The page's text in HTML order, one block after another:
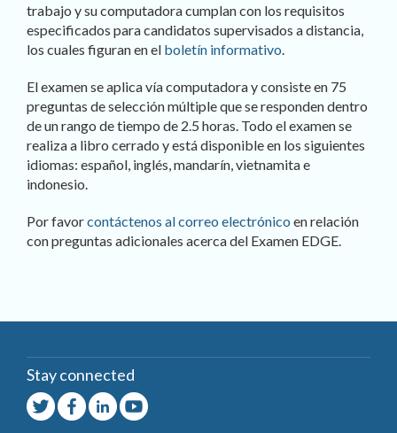
trabajo y su computadora cumplan con los requisitos
especificados para candidatos supervisados ​​a distancia,
los cuales figuran en el boletín informativo.
El examen se aplica vía computadora y consiste en 75
preguntas de selección múltiple que se responden dentro
de un rango de tiempo de 2.5 horas. Todo el examen se
realiza a libro cerrado y está disponible en los siguientes
idiomas: español, inglés, mandarín, vietnamita e
indonesio.
Por favorcontáctenos al correo electrónico en relación
con preguntas adicionales acerca del Examen EDGE.
Stay connected